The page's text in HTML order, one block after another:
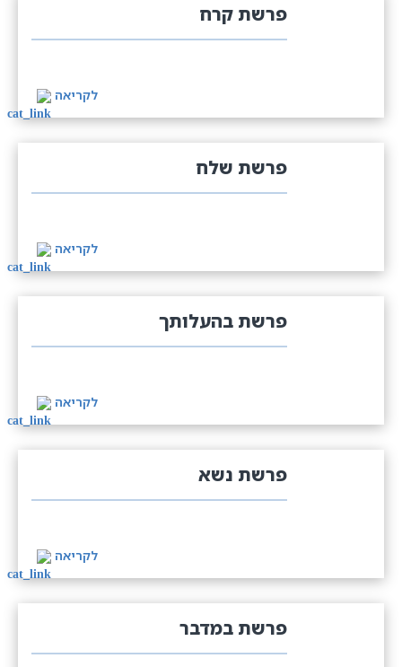
פרשת קרח
לקריאה
פרשת שלח
לקריאה
פרשת בהעלותך
לקריאה
פרשת נשא
לקריאה
פרשת במדבר